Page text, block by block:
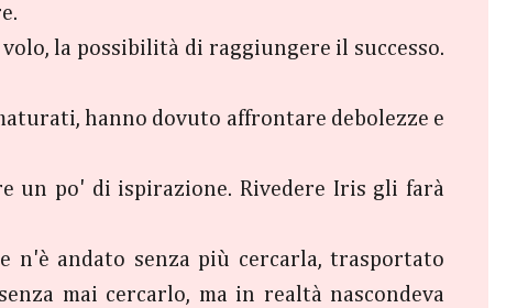
la possibilità di raggiungere il successo.
hanno dovuto affrontare debolezze e
un po' di ispirazione. Rivedere Iris gli farà
andato senza più cercarla, trasportato
mai cercarlo, ma in realtà nascondeva